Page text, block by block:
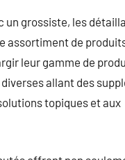
un grossiste, les
assortiment de
leur gamme de
allant des
topiques et aux